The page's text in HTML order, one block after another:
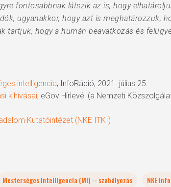
fontosabbnak látszik az is, hogy
ugyanakkor, hogy azt is meghatározzuk,
tartjuk, hogy a humán beavatkozás és
intelligencia; InfoRádió; 2021. július 25.
kihívásai; eGov Hírlevél (a Nemzeti
Kutatóintézet (NKE ITKI)
Mesterséges Intelligencia (MI) -- szabályozás
NKE